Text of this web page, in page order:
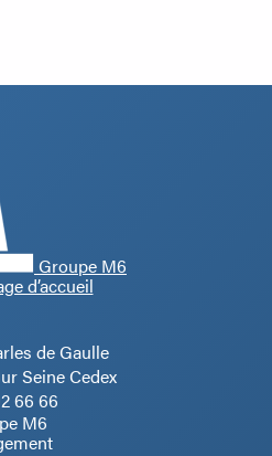
Groupe M6
d’accueil
de Gaulle
Seine Cedex
66 66
M6